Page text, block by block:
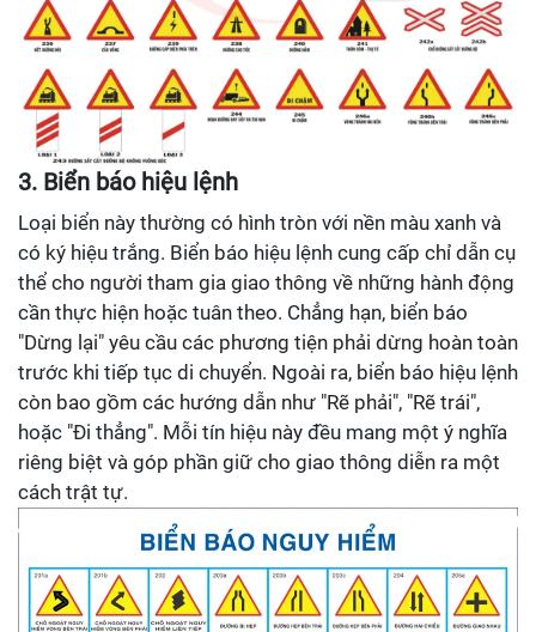
3. Biển báo hiệu lệnh
Loại biển này thường có hình tròn với nền màu xanh và
có ký hiệu trắng. Biển báo hiệu lệnh cung cấp chỉ dẫn cụ
thể cho người tham gia giao thông về những hành động
cần thực hiện hoặc tuân theo. Chẳng hạn, biển báo
"Dừng lại" yêu cầu các phương tiện phải dừng hoàn toàn
trước khi tiếp tục di chuyển. Ngoài ra, biển báo hiệu lệnh
còn bao gồm các hướng dẫn như "Rẽ phải", "Rẽ trái",
hoặc "Đi thẳng". Mỗi tín hiệu này đều mang một ý nghĩa
riêng biệt và góp phần giữ cho giao thông diễn ra một
cách trật tự.